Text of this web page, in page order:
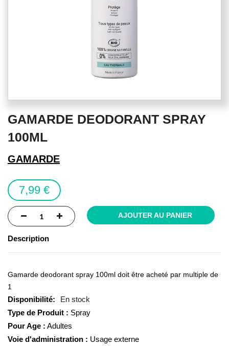
to
beginning
of
images
gallery
GAMARDE DEODORANT SPRAY
100ML
GAMARDE
7,99 €
AJOUTER AU PANIER
Description
Gamarde deodorant spray 100ml doit être acheté par multiple de
1
En stock
Type de Produit : Spray
Pour Age : Adultes
Voie d'administration : Usage externe